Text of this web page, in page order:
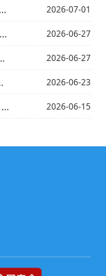
2026-07-01
2026-06-27
2026-06-27
2026-06-23
2026-06-15